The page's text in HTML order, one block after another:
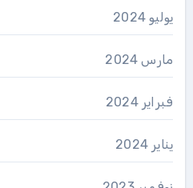
يوليو 2024
مارس 2024
فبراير 2024
يناير 2024